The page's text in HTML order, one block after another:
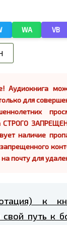
WA VB
Аудиокнига
для
СТРОГО
наличие
на почту для
к
путь к